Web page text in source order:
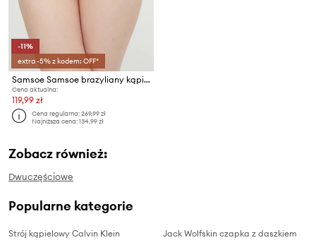
-11%
extra -5% z kodem: OFF*
Samsoe Samsoe brazyliany kąpielowe
Cena aktualna:
119,99 zł
Cena regularna:269,99 zł
Najniższa cena:134,99 zł
Zobacz również:
Dwuczęściowe
Popularne kategorie
Strój kąpielowy Calvin Klein
Jack Wolfskin czapka z daszkiem